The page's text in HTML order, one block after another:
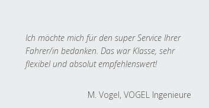
Ich möchte mich für den super Service Ihrer
Fahrer/in bedanken. Das war Klasse, sehr
flexibel und absolut empfehlenswert!
M. Vogel, VOGEL Ingenieure